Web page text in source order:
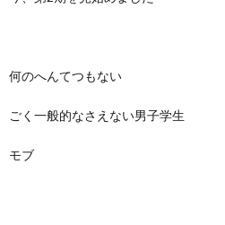
何のへんてつもない
ごく一般的なさえない男子学生
モブ